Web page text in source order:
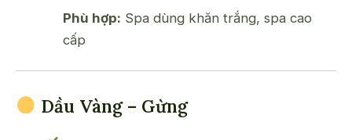
Phù hợp: Spa dùng khăn trắng, spa cao
cấp
Dầu Vàng – Gừng